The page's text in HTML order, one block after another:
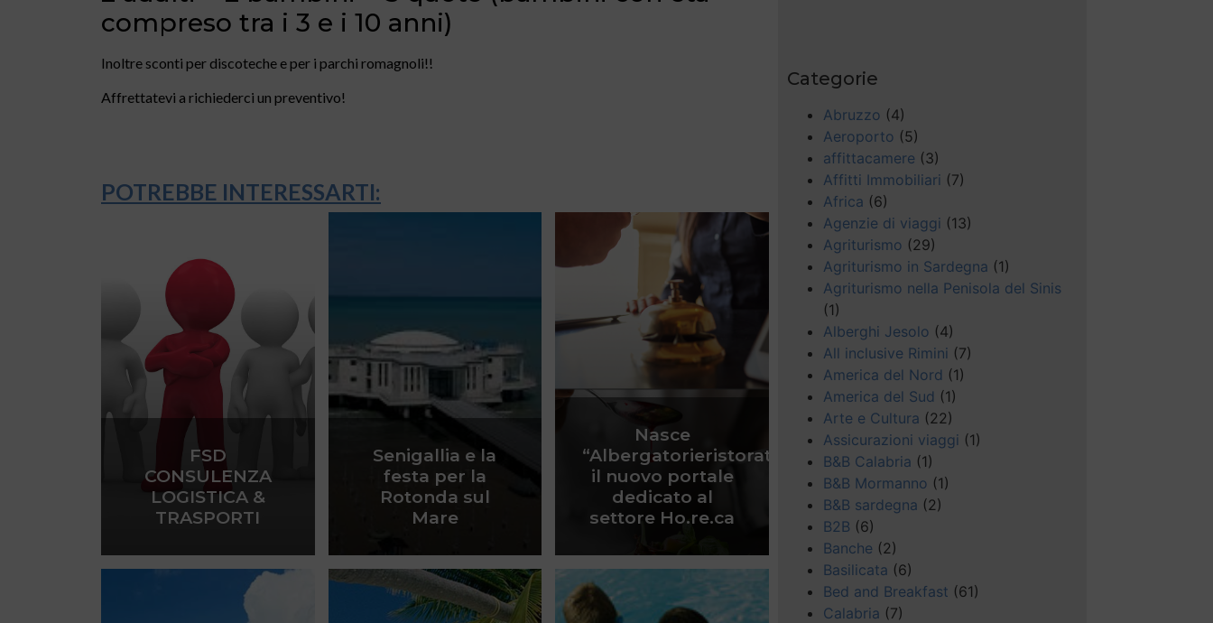
compreso tra i 3 e i 10 anni)
Inoltre sconti per discoteche e per i parchi romagnoli!!
Affrettatevi a richiederci un preventivo!
POTREBBE INTERESSARTI:
FSD
CONSULENZA
LOGISTICA &
TRASPORTI
Senigallia e la
festa per la
Rotonda sul
Mare
Nasce
“Albergatorieristoratori.it”,
il nuovo portale
dedicato al
settore Ho.re.ca
Categorie
Abruzzo (4)
Aeroporto (5)
affittacamere (3)
Affitti Immobiliari (7)
Africa (6)
Agenzie di viaggi (13)
Agriturismo (29)
Agriturismo in Sardegna (1)
Agriturismo nella Penisola del Sinis
(1)
Alberghi Jesolo (4)
All inclusive Rimini (7)
America del Nord (1)
America del Sud (1)
Arte e Cultura (22)
Assicurazioni viaggi (1)
B&B Calabria (1)
B&B Mormanno (1)
B&B sardegna (2)
B2B (6)
Banche (2)
Basilicata (6)
Bed and Breakfast (61)
Calabria (7)